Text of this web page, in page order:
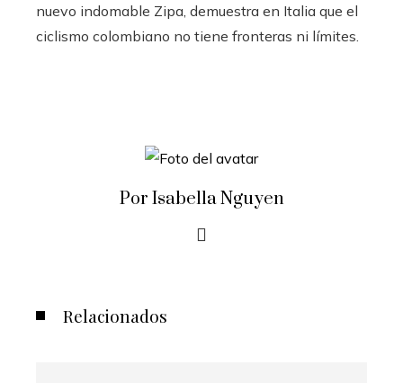
nuevo indomable Zipa, demuestra en Italia que el
ciclismo colombiano no tiene fronteras ni límites.
Por Isabella Nguyen
Relacionados